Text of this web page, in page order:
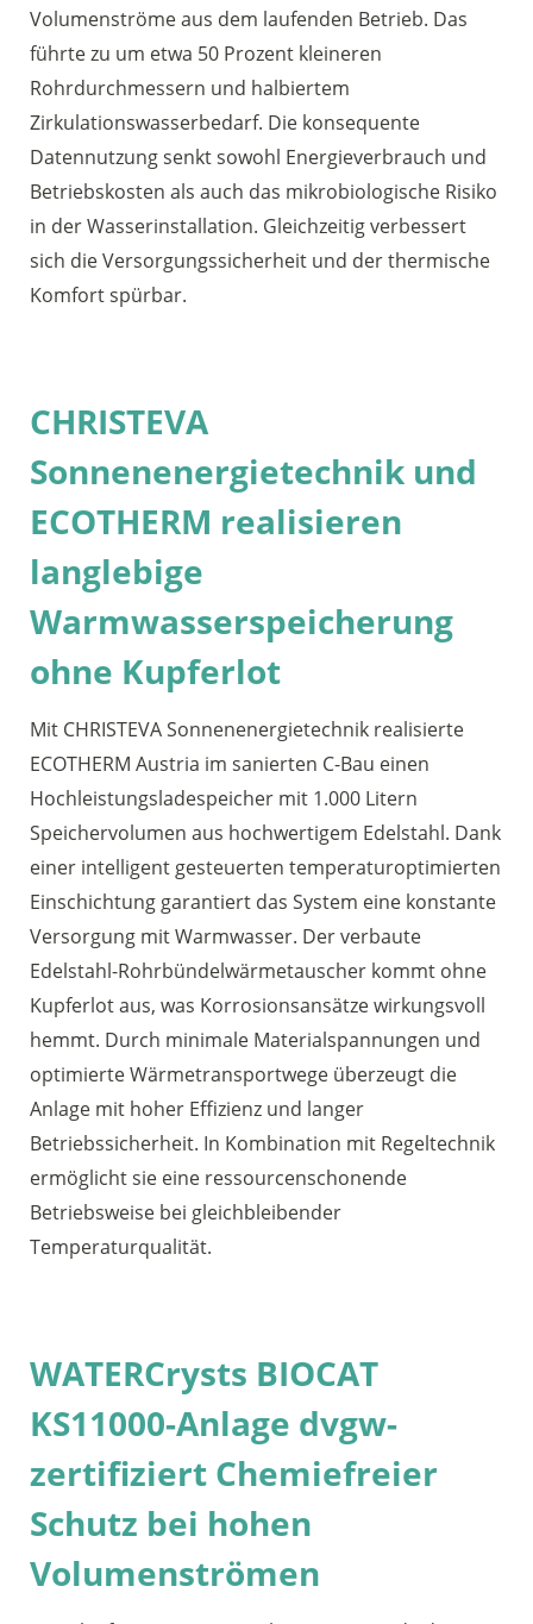
Volumenströme aus dem laufenden Betrieb. Das
führte zu um etwa 50 Prozent kleineren
Rohrdurchmessern und halbiertem
Zirkulationswasserbedarf. Die konsequente
Datennutzung senkt sowohl Energieverbrauch und
Betriebskosten als auch das mikrobiologische Risiko
in der Wasserinstallation. Gleichzeitig verbessert
sich die Versorgungssicherheit und der thermische
Komfort spürbar.
CHRISTEVA
Sonnenenergietechnik und
ECOTHERM realisieren
langlebige
Warmwasserspeicherung
ohne Kupferlot
Mit CHRISTEVA Sonnenenergietechnik realisierte
ECOTHERM Austria im sanierten C-Bau einen
Hochleistungsladespeicher mit 1.000 Litern
Speichervolumen aus hochwertigem Edelstahl. Dank
einer intelligent gesteuerten temperaturop­timierten
Einschichtung garantiert das System eine konstante
Versorgung mit Warmwasser. Der verbaute
Edelstahl-Rohrbündelwärmetauscher kommt ohne
Kupferlot aus, was Korrosionsansätze wirkungsvoll
hemmt. Durch minimale Materialspannungen und
optimierte Wärmetransportwege überzeugt die
Anlage mit hoher Effizienz und langer
Betriebssicherheit. In Kombination mit Regeltechnik
ermöglicht sie eine ressourcenschonende
Betriebsweise bei gleichbleibender
Temperaturqualität.
WATERCrysts BIOCAT
KS11000-Anlage dvgw-
zertifiziert Chemiefreier
Schutz bei hohen
Volumenströmen